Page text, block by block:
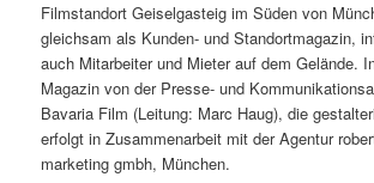
Filmstandort Geiselgasteig im Süden von
gleichsam als Kunden- und Standortmagazin,
auch Mitarbeiter und Mieter auf dem Gelände.
Magazin von der Presse- und
Bavaria Film (Leitung: Marc Haug), die
erfolgt in Zusammenarbeit mit der Agentur
marketing gmbh, München.